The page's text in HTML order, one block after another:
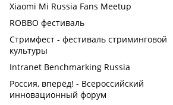
Xiaomi Mi Russia Fans Meetup
ROBBO фестиваль
Стримфест - фестиваль стриминговой
культуры
Intranet Benchmarking Russia
Россия, вперёд! - Всероссийский
инновационный форум